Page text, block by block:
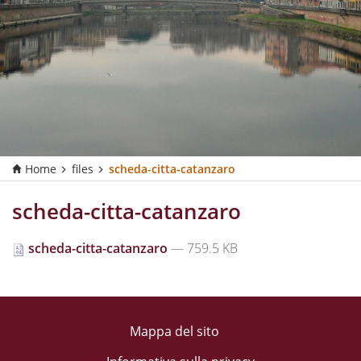
Home files scheda-citta-catanzaro
scheda-citta-catanzaro
scheda-citta-catanzaro — 759.5 KB
Mappa del sito